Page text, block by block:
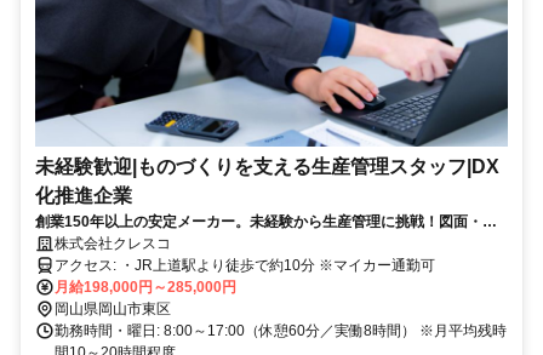
未経験歓迎|ものづくりを支える生産管理スタッフ|DX
化推進企業
創業150年以上の安定メーカー。未経験から生産管理に挑戦！図面・工
程管理・調整業務まで幅広いスキルが身につきます。
株式会社クレスコ
アクセス: ・JR上道駅より徒歩で約10分 ※マイカー通勤可
月給198,000円～285,000円
岡山県岡山市東区
勤務時間・曜日: 8:00～17:00（休憩60分／実働8時間） ※月平均残時